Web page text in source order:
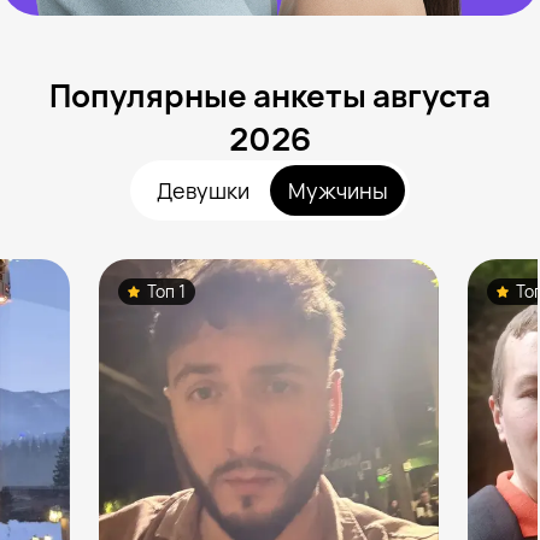
Популярные анкеты августа
2026
Девушки Мужчины
Топ 1